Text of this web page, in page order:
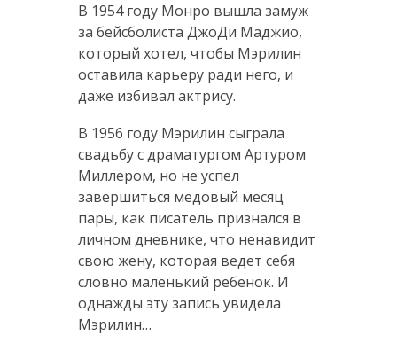
В 1954 году Монро вышла замуж
за бейсболиста ДжоДи Маджио,
который хотел, чтобы Мэрилин
оставила карьеру ради него, и
даже избивал актрису.
В 1956 году Мэрилин сыграла
свадьбу с драматургом Артуром
Миллером, но не успел
завершиться медовый месяц
пары, как писатель признался в
личном дневнике, что ненавидит
свою жену, которая ведет себя
словно маленький ребенок. И
однажды эту запись увидела
Мэрилин…